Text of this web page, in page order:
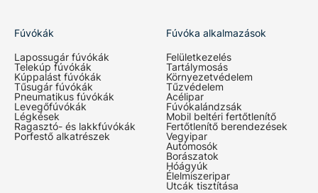
Fúvókák
Lapossugár fúvókák
Telekúp fúvókák
Kúppalást fúvókák
Tűsugár fúvókák
Pneumatikus fúvókák
Levegőfúvókák
Légkések
Ragasztó- és lakkfúvókák
Porfestő alkatrészek
Fúvóka alkalmazások
Felületkezelés
Tartálymosás
Környezetvédelem
Tűzvédelem
Acélipar
Fúvókalándzsák
Mobil beltéri fertőtlenítő
Fertőtlenítő berendezések
Vegyipar
Autómosók
Borászatok
Hóágyúk
Élelmiszeripar
Utcák tisztítása